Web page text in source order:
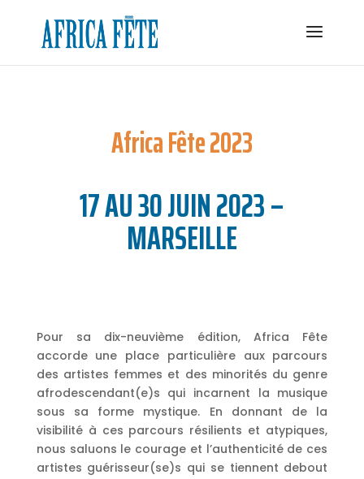
Africa Fête 2023
17 AU 30 JUIN 2023 –
MARSEILLE
Pour sa dix-neuvième édition, Africa Fête
accorde une place particulière aux parcours
des artistes femmes et des minorités du genre
afrodescendant(e)s qui incarnent la musique
sous sa forme mystique. En donnant de la
visibilité à ces parcours résilients et atypiques,
nous saluons le courage et l’authenticité de ces
artistes guérisseur(se)s qui se tiennent debout